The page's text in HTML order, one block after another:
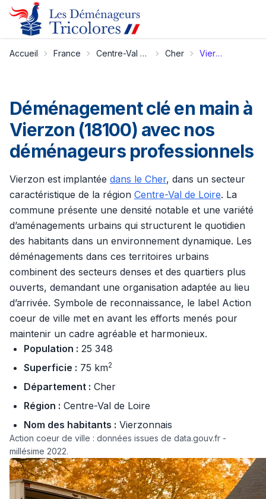
Accueil France Centre-Val de Loire Cher Vierzon
Déménagement clé en main à
Vierzon (18100) avec nos
déménageurs professionnels
Vierzon est implantée dans le Cher, dans un secteur
caractéristique de la région Centre-Val de Loire. La
commune présente une densité notable et une variété
d’aménagements urbains qui structurent le quotidien
des habitants dans un environnement dynamique. Les
déménagements dans ces territoires urbains
combinent des secteurs denses et des quartiers plus
ouverts, demandant une organisation adaptée au lieu
d’arrivée. Symbole de reconnaissance, le label Action
coeur de ville met en avant les efforts menés pour
maintenir un cadre agréable et harmonieux.
Population : 25 348
Superficie : 75 km2
Département : Cher
Région : Centre-Val de Loire
Nom des habitants : Vierzonnais
Action coeur de ville : données issues de data.gouv.fr -
millésime 2022.